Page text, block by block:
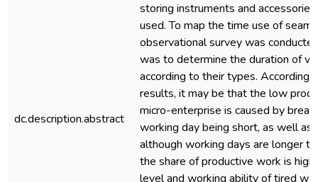
dc.description.abstract
storing instruments and
used. To map the time use of
observational survey was
was to determine the duration of
according to their types. According
results, it may be that the low
micro-enterprise is caused by
working day being short, as well as
although working days are longer
the share of productive work is
level and working ability of tired